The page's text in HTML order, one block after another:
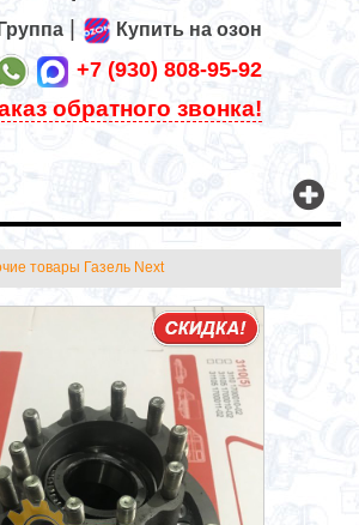
Группа Купить на озон
+7 (930) 808-95-92
обратного звонка!
товары Газель Next